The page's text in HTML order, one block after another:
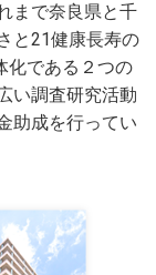
まで奈良県と千
と21健康長寿の
化である２つの
い調査研究活動
助成を行ってい